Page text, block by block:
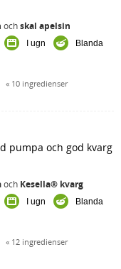
ochskal apelsin
I ugn
Blanda
10 ingredienser
pumpa och god kvarg
och Kesella® kvarg
I ugn
Blanda
12 ingredienser